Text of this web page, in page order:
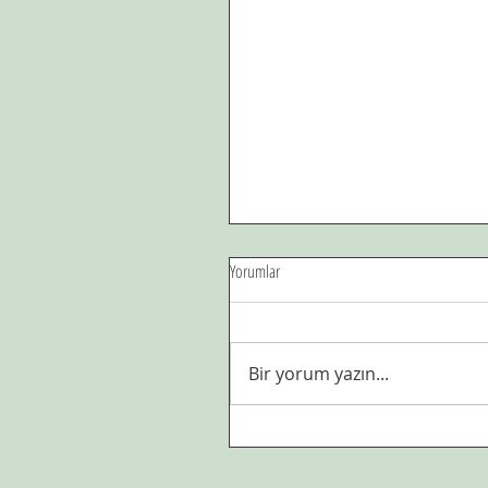
Sahte anılar,hayal kişilikler...
Yorumlar
Bir yorum yazın...